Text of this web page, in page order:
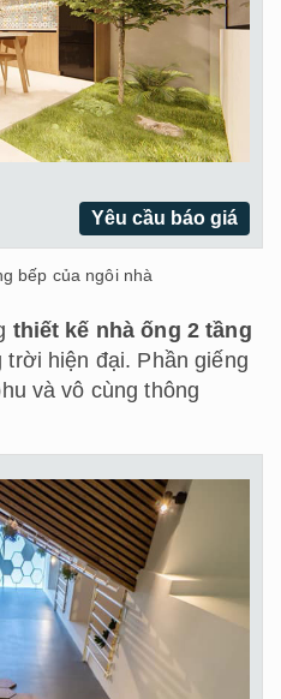
Yêu cầu báo giá
bếp của ngôi nhà
thiết kế nhà ống 2 tầng
trời hiện đại. Phần giếng
và vô cùng thông